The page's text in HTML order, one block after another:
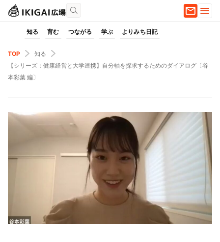
知る 育む つながる 学ぶ よりみち日記
TOP
知る
【シリーズ：健康経営と大学連携】自分軸を探求するためのダイアログ〔谷
本彩葉 編〕